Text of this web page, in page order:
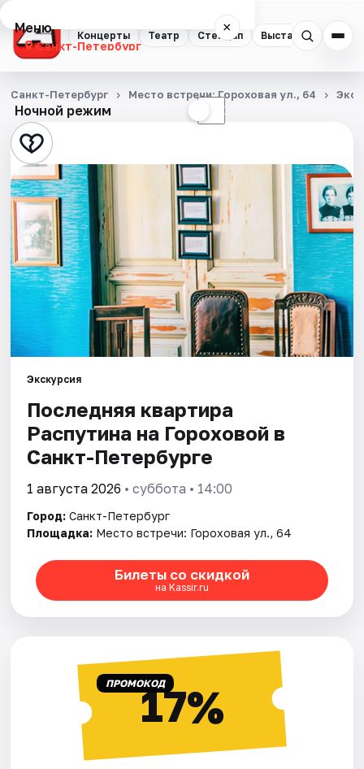
Концерты Театр Стендап Выставки
Меню ×
Санкт-Петербург
Концерты
Театр
Стендап
Выставки
Квесты
Экскурсии
Спорт
События
Города
Площадки
Артисты
Рейтинги
Ночной режим ☾
Санкт-Петербург Место встречи: Гороховая ул., 64
Экскурсия
Последняя квартира
Распутина на Гороховой в
Санкт-Петербурге
1 августа 2026 • суббота • 14:00
Город: Санкт-Петербург
Площадка: Место встречи: Гороховая ул., 64
Билеты со скидкой
на Kassir.ru
ПРОМОКОД17%